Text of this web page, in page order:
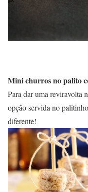
Mini churros no palito
Para dar uma reviravolta
opção servida no
diferente!